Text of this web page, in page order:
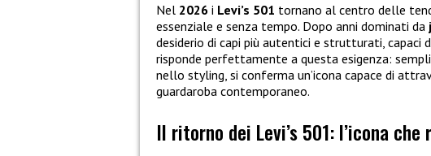
Nel 2026 i Levi’s 501 tornano al centro delle
essenziale e senza tempo. Dopo anni dominati da
desiderio di capi più autentici e strutturati, capaci
risponde perfettamente a questa esigenza:
nello styling, si conferma un’icona capace di
guardaroba contemporaneo.
Il ritorno dei Levi’s 501: l’icona